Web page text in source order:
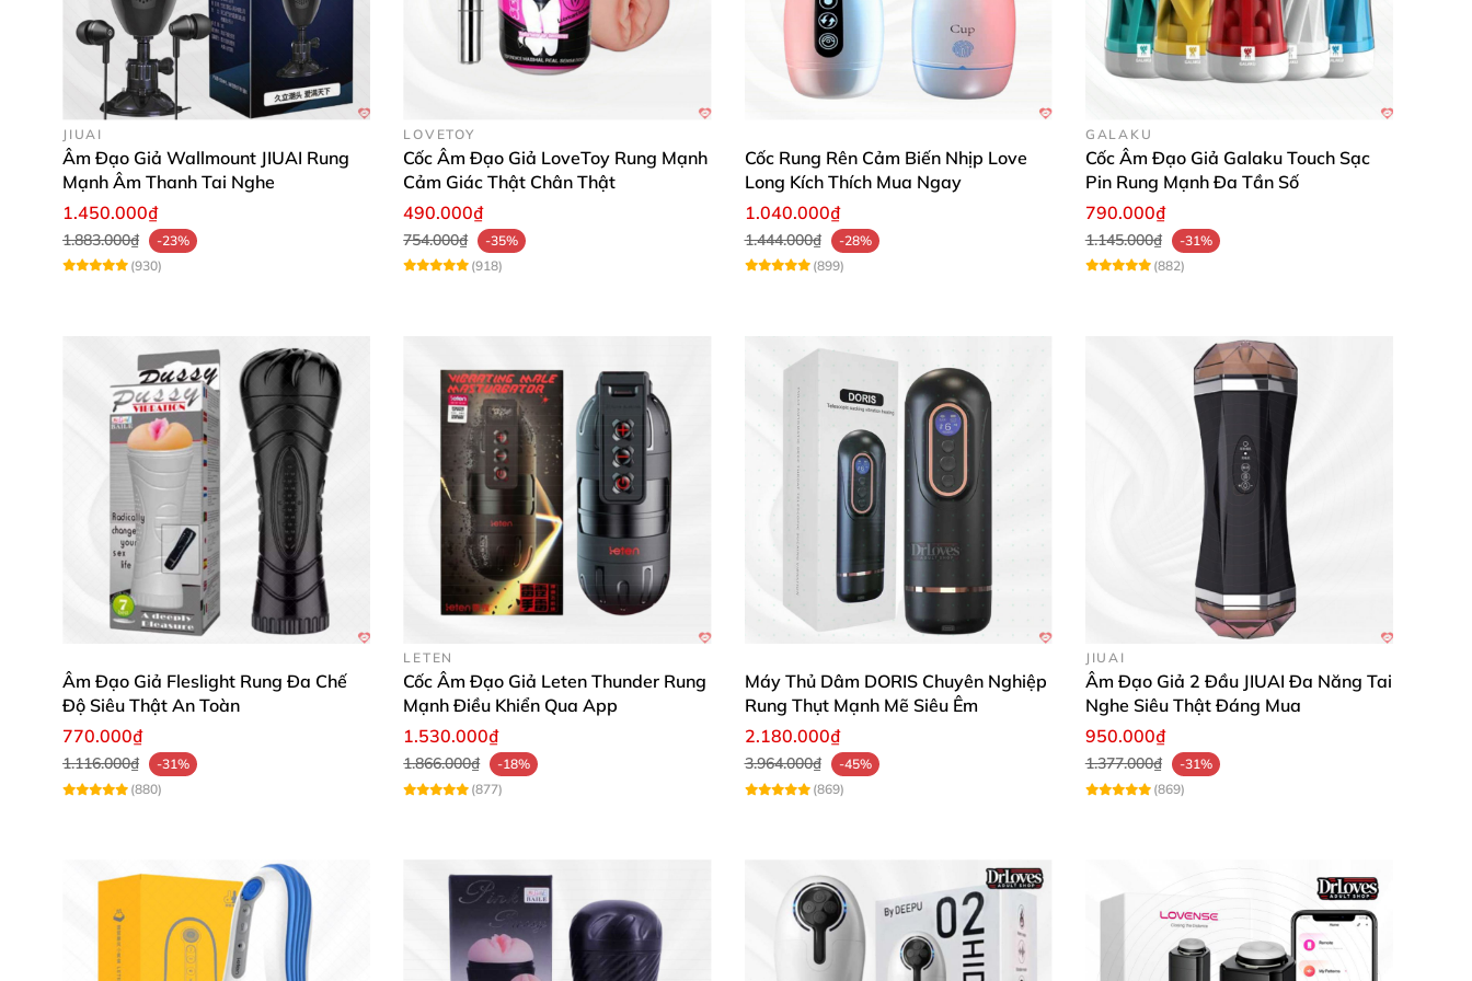
Lê Minh Quang: "Thiết kế gắn tường rất tiện lợi, không làm vướng víu chỗ nào. Âm thanh rên kèm tai nghe giúp tôi tận hưởng riêng tư tuyệt đối."
Trần Văn Hùng: "Sản phẩm rất bền, động cơ êm, không gây tiếng ồn dù dùng mạnh. Đáng đồng tiền bát gạo, chắc chắn sẽ mua thêm lần nữa."
Nhanh tay sở hữu Âm Đạo Giả Gắn Tường JIUAI Wallmount để trải nghiệm sự khác biệt đầy cảm hứng và đam mê. Đặt mua ngay hôm nay để tận
hưởng khoái cảm đỉnh cao trong từng phút giây! 🚀
JIUAI
Âm Đạo Giả Wallmount JIUAI Rung
Mạnh Âm Thanh Tai Nghe
1.450.000₫
1.883.000₫
-23%
(930)
LOVETOY
Cốc Âm Đạo Giả LoveToy Rung Mạnh
Cảm Giác Thật Chân Thật
490.000₫
754.000₫
-35%
(918)
Cốc Rung Rên Cảm Biến Nhịp Love
Long Kích Thích Mua Ngay
1.040.000₫
1.444.000₫
-28%
(899)
GALAKU
Cốc Âm Đạo Giả Galaku Touch Sạc
Pin Rung Mạnh Đa Tần Số
790.000₫
1.145.000₫
-31%
(882)
Âm Đạo Giả Fleslight Rung Đa Chế
Độ Siêu Thật An Toàn
770.000₫
1.116.000₫
-31%
(880)
LETEN
Cốc Âm Đạo Giả Leten Thunder Rung
Mạnh Điều Khiển Qua App
1.530.000₫
1.866.000₫
-18%
(877)
Máy Thủ Dâm DORIS Chuyên Nghiệp
Rung Thụt Mạnh Mẽ Siêu Êm
2.180.000₫
3.964.000₫
-45%
(869)
JIUAI
Âm Đạo Giả 2 Đầu JIUAI Đa Năng Tai
Nghe Siêu Thật Đáng Mua
950.000₫
1.377.000₫
-31%
(869)